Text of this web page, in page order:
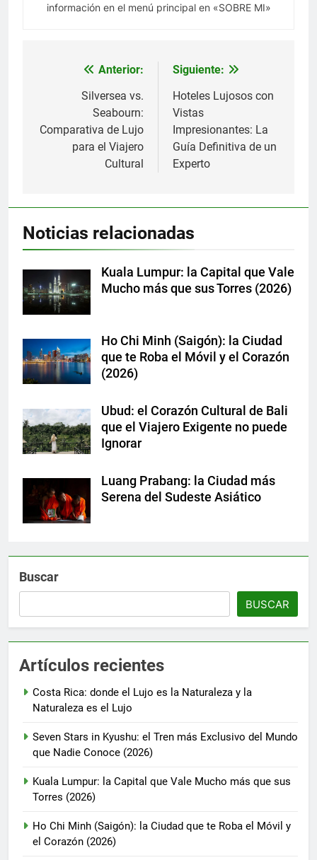
información en el menú principal en «SOBRE MI»
Navegación
entradas
Anterior:
Silversea vs.
Seabourn:
Comparativa de Lujo
para el Viajero
Cultural
Siguiente:
Hoteles Lujosos con
Vistas
Impresionantes: La
Guía Definitiva de un
Experto
Noticias relacionadas
Kuala Lumpur: la Capital que Vale
Mucho más que sus Torres (2026)
Ho Chi Minh (Saigón): la Ciudad
que te Roba el Móvil y el Corazón
(2026)
Ubud: el Corazón Cultural de Bali
que el Viajero Exigente no puede
Ignorar
Luang Prabang: la Ciudad más
Serena del Sudeste Asiático
Buscar
BUSCAR
Artículos recientes
Costa Rica: donde el Lujo es la Naturaleza y la
Naturaleza es el Lujo
Seven Stars in Kyushu: el Tren más Exclusivo del Mundo
que Nadie Conoce (2026)
Kuala Lumpur: la Capital que Vale Mucho más que sus
Torres (2026)
Ho Chi Minh (Saigón): la Ciudad que te Roba el Móvil y
el Corazón (2026)